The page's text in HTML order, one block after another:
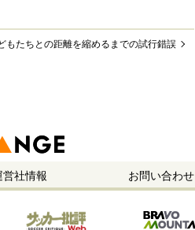
たちとの距離を縮めるまでの試行錯誤
営社情報 お問い合わせ